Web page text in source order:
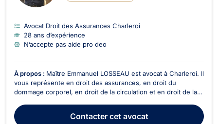
Avocat Droit des Assurances Charleroi
28 ans d’expérience
N’accepte pas aide pro deo
À propos : Maître Emmanuel LOSSEAU est avocat à Charleroi. Il
vous représente en droit des assurances, en droit du
dommage corporel, en droit de la circulation et en droit de la
droit des assurances. Il sera en mesure d’intervenir afin de
régler des litiges en cas de sinistre, d'...
Contactercet avocat